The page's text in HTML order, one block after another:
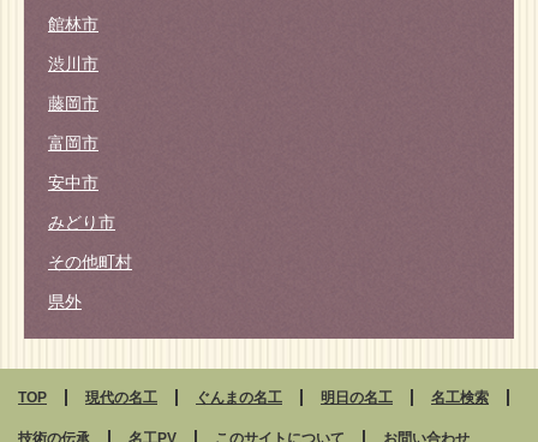
館林市
渋川市
藤岡市
富岡市
安中市
みどり市
その他町村
県外
TOP 現代の名工 ぐんまの名工 明日の名工 名工検索
技術の伝承 名工PV このサイトについて お問い合わせ